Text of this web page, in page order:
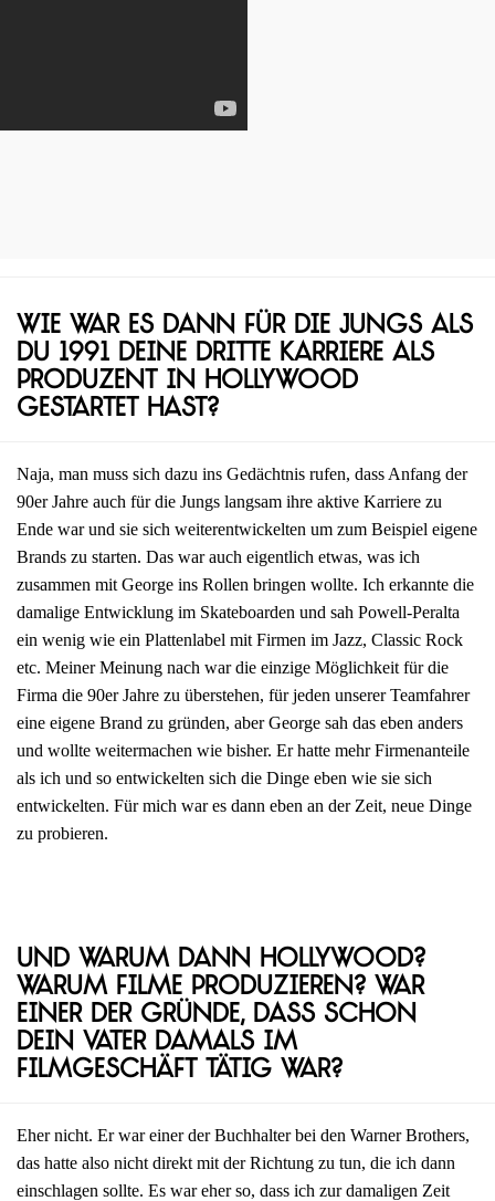
Wie war es dann für die Jungs als
du 1991 deine dritte Karriere als
Produzent in Hollywood
gestartet hast?
Naja, man muss sich dazu ins Gedächtnis rufen, dass Anfang der
90er Jahre auch für die Jungs langsam ihre aktive Karriere zu
Ende war und sie sich weiterentwickelten um zum Beispiel eigene
Brands zu starten. Das war auch eigentlich etwas, was ich
zusammen mit George ins Rollen bringen wollte. Ich erkannte die
damalige Entwicklung im Skateboarden und sah Powell-Peralta
ein wenig wie ein Plattenlabel mit Firmen im Jazz, Classic Rock
etc. Meiner Meinung nach war die einzige Möglichkeit für die
Firma die 90er Jahre zu überstehen, für jeden unserer Teamfahrer
eine eigene Brand zu gründen, aber George sah das eben anders
und wollte weitermachen wie bisher. Er hatte mehr Firmenanteile
als ich und so entwickelten sich die Dinge eben wie sie sich
entwickelten. Für mich war es dann eben an der Zeit, neue Dinge
zu probieren.
Und warum dann Hollywood?
Warum Filme produzieren? War
einer der Gründe, dass schon
dein Vater damals im
Filmgeschäft tätig war?
Eher nicht. Er war einer der Buchhalter bei den Warner Brothers,
das hatte also nicht direkt mit der Richtung zu tun, die ich dann
einschlagen sollte. Es war eher so, dass ich zur damaligen Zeit